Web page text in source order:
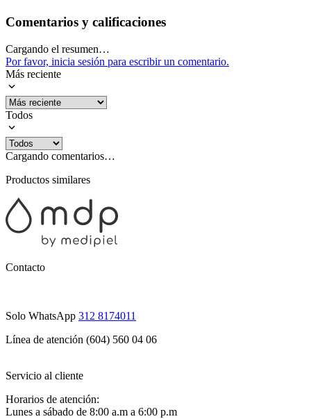
Comentarios y calificaciones
Cargando el resumen…
Por favor, inicia sesión para escribir un comentario.
Más reciente
Todos
Cargando comentarios…
Productos similares
Contacto
Solo WhatsApp 312 8174011
Línea de atención (604) 560 04 06
Servicio al cliente
Horarios de atención:
Lunes a sábado de 8:00 a.m a 6:00 p.m